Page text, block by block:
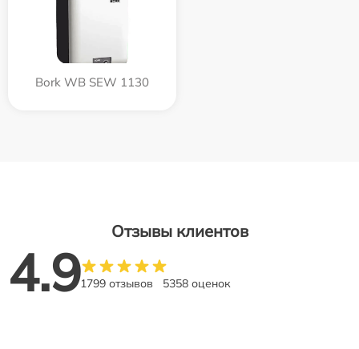
Bork WB SEW 1130
Отзывы клиентов
4.91799 отзывов 5358 оценок